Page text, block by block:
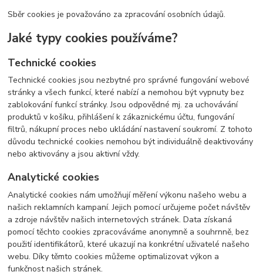
Sběr cookies je považováno za zpracování osobních údajů.
Jaké typy cookies používáme?
Technické cookies
Technické cookies jsou nezbytné pro správné fungování webové
stránky a všech funkcí, které nabízí a nemohou být vypnuty bez
zablokování funkcí stránky. Jsou odpovědné mj. za uchovávání
produktů v košíku, přihlášení k zákaznickému účtu, fungování
filtrů, nákupní proces nebo ukládání nastavení soukromí. Z tohoto
důvodu technické cookies nemohou být individuálně deaktivovány
nebo aktivovány a jsou aktivní vždy.
Analytické cookies
Analytické cookies nám umožňují měření výkonu našeho webu a
našich reklamních kampaní. Jejich pomocí určujeme počet návštěv
a zdroje návštěv našich internetových stránek. Data získaná
pomocí těchto cookies zpracováváme anonymně a souhrnně, bez
použití identifikátorů, které ukazují na konkrétní uživatelé našeho
webu. Díky těmto cookies můžeme optimalizovat výkon a
funkčnost našich stránek.